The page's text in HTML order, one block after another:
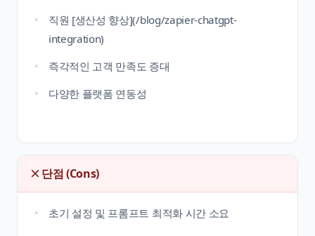
직원 [생산성 향상](/blog/zapier-chatgpt-
integration)
즉각적인 고객 만족도 증대
다양한 플랫폼 연동성
단점 (Cons)
초기 설정 및 프롬프트 최적화 시간 소요